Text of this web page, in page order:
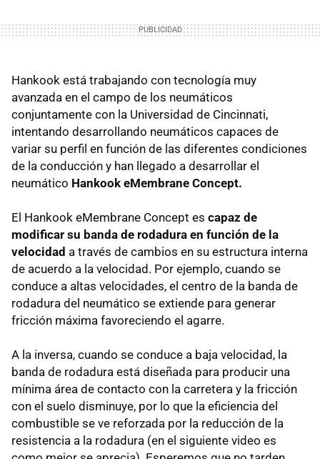
Hankook está trabajando con tecnología muy
avanzada en el campo de los neumáticos
conjuntamente con la Universidad de Cincinnati,
intentando desarrollando neumáticos capaces de
variar su perfil en función de las diferentes condiciones
de la conducción y han llegado a desarrollar el
neumático Hankook eMembrane Concept.
El Hankook eMembrane Concept es capaz de
modificar su banda de rodadura en función de la
velocidad a través de cambios en su estructura interna
de acuerdo a la velocidad. Por ejemplo, cuando se
conduce a altas velocidades, el centro de la banda de
rodadura del neumático se extiende para generar
fricción máxima favoreciendo el agarre.
A la inversa, cuando se conduce a baja velocidad, la
banda de rodadura está diseñada para producir una
mínima área de contacto con la carretera y la fricción
con el suelo disminuye, por lo que la eficiencia del
combustible se ve reforzada por la reducción de la
resistencia a la rodadura (en el siguiente video es